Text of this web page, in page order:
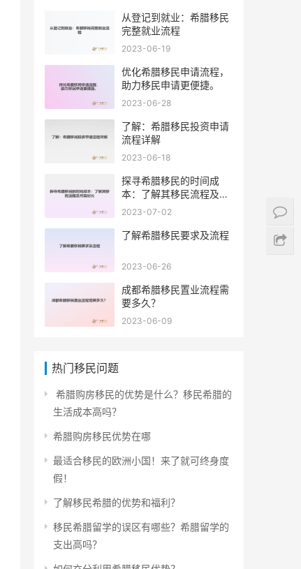
从登记到就业：希腊移民
完整就业流程
2023-06-19
优化希腊移民申请流程，
助力移民申请更便捷。
2023-06-28
了解：希腊移民投资申请
流程详解
2023-06-18
探寻希腊移民的时间成
本：了解其移民流程及所
需时长
2023-07-02
了解希腊移民要求及流程
2023-06-26
成都希腊移民置业流程需
要多久？
2023-06-09
热门移民问题
希腊购房移民的优势是什么？移民希腊的
生活成本高吗？
希腊购房移民优势在哪
最适合移民的欧洲小国！来了就可终身度
假！
了解移民希腊的优势和福利？
移民希腊留学的误区有哪些？希腊留学的
支出高吗？